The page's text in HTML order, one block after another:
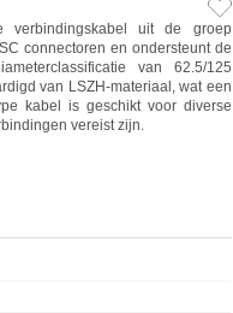
uit de groep
connectoren en ondersteunt de
van 62.5/125
van LSZH-materiaal, wat een
kabel is geschikt voor diverse
vereist zijn.